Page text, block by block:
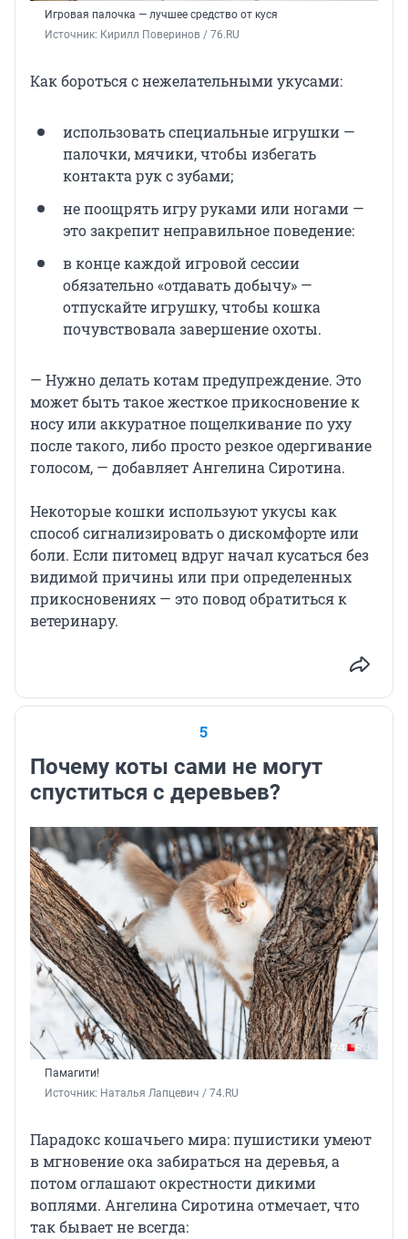
Игровая палочка — лучшее средство от куся
Источник: Кирилл Поверинов / 76.RU
Как бороться с нежелательными укусами:
использовать специальные игрушки —
палочки, мячики, чтобы избегать
контакта рук с зубами;
не поощрять игру руками или ногами —
это закрепит неправильное поведение:
в конце каждой игровой сессии
обязательно «отдавать добычу» —
отпускайте игрушку, чтобы кошка
почувствовала завершение охоты.
— Нужно делать котам предупреждение. Это
может быть такое жесткое прикосновение к
носу или аккуратное пощелкивание по уху
после такого, либо просто резкое одергивание
голосом, — добавляет Ангелина Сиротина.
Некоторые кошки используют укусы как
способ сигнализировать о дискомфорте или
боли. Если питомец вдруг начал кусаться без
видимой причины или при определенных
прикосновениях — это повод обратиться к
ветеринару.
5
Почему коты сами не могут
спуститься с деревьев?
Памагити!
Источник: Наталья Лапцевич / 74.RU
Парадокс кошачьего мира: пушистики умеют
в мгновение ока забираться на деревья, а
потом оглашают окрестности дикими
воплями. Ангелина Сиротина отмечает, что
так бывает не всегда: